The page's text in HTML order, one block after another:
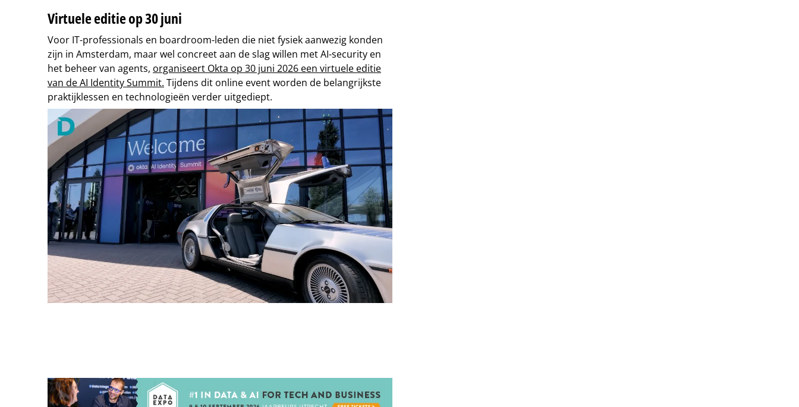
Virtuele editie op 30 juni
Voor IT-professionals en boardroom-leden die niet fysiek aanwezig konden
zijn in Amsterdam, maar wel concreet aan de slag willen met AI-security en
het beheer van agents, organiseert Okta op 30 juni 2026 een virtuele editie
van de AI Identity Summit. Tijdens dit online event worden de belangrijkste
praktijklessen en technologieën verder uitgediept.